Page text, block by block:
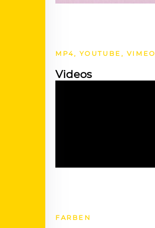
MP4, YOUTUBE, VIMEO
Videos
FARBEN